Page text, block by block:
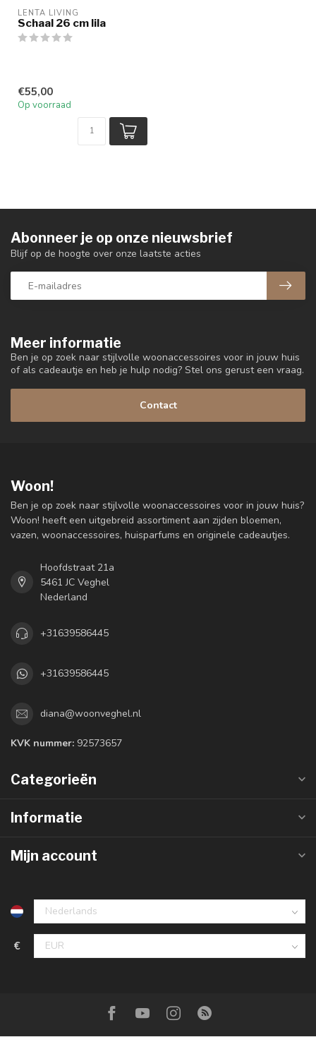
LENTA LIVING
Schaal 26 cm lila
€55,00
Op voorraad
Meer informatie
Ben je op zoek naar stijlvolle woonaccessoires voor in jouw huis
of als cadeautje en heb je hulp nodig? Stel ons gerust een vraag.
Contact
Abonneer je op onze nieuwsbrief
Blijf op de hoogte over onze laatste acties
Woon!
Ben je op zoek naar stijlvolle woonaccessoires voor in jouw huis?
Woon! heeft een uitgebreid assortiment aan zijden bloemen,
vazen, woonaccessoires, huisparfums en originele cadeautjes.
Hoofdstraat 21a
5461 JC Veghel
Nederland
+31639586445
+31639586445
diana@woonveghel.nl
KVK nummer: 92573657
Categorieën
Informatie
Mijn account
€